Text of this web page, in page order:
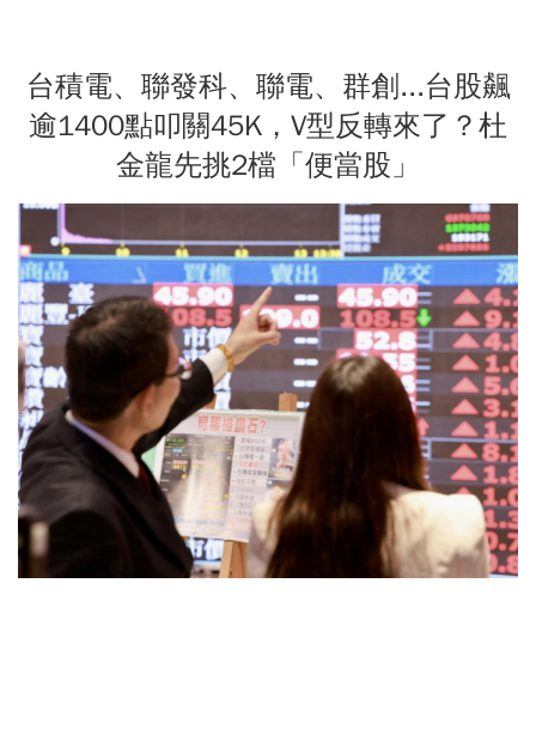
台積電、聯發科、聯電、群創...台股飆
逾1400點叩關45K，V型反轉來了？杜
金龍先挑2檔「便當股」